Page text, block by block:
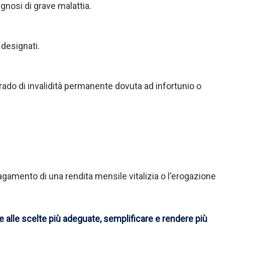
di grave malattia.
di invalidità permanente dovuta ad infortunio o
di una rendita mensile vitalizia o l'erogazione
scelte più adeguate, semplificare e rendere più